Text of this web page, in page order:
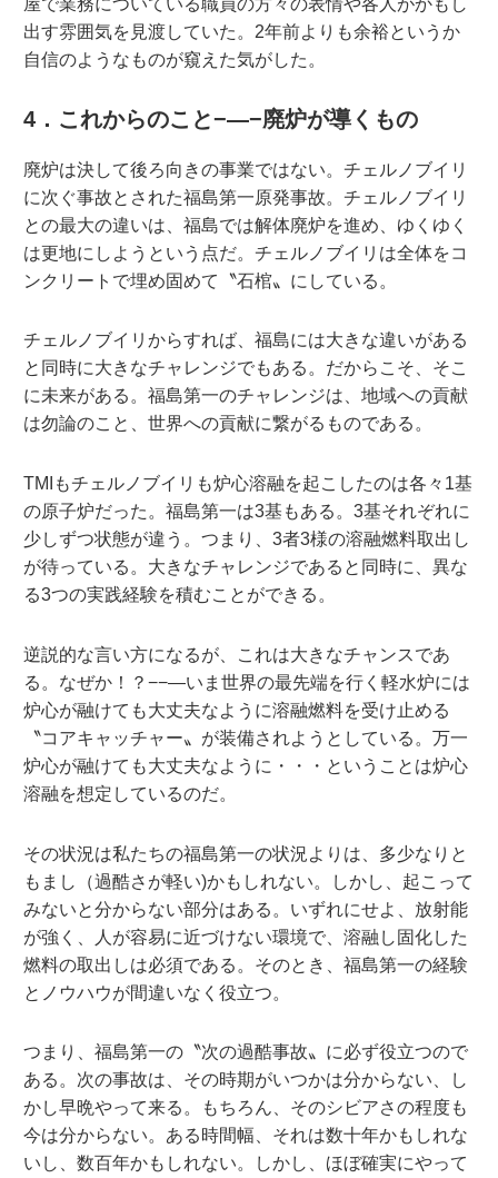
屋で業務についている職員の方々の表情や各人がかもし
出す雰囲気を見渡していた。2年前よりも余裕というか
自信のようなものが窺えた気がした。
4．これからのこと−—−廃炉が導くもの
廃炉は決して後ろ向きの事業ではない。チェルノブイリ
に次ぐ事故とされた福島第一原発事故。チェルノブイリ
との最大の違いは、福島では解体廃炉を進め、ゆくゆく
は更地にしようという点だ。チェルノブイリは全体をコ
ンクリートで埋め固めて〝石棺〟にしている。
チェルノブイリからすれば、福島には大きな違いがある
と同時に大きなチャレンジでもある。だからこそ、そこ
に未来がある。福島第一のチャレンジは、地域への貢献
は勿論のこと、世界への貢献に繋がるものである。
TMIもチェルノブイリも炉心溶融を起こしたのは各々1基
の原子炉だった。福島第一は3基もある。3基それぞれに
少しずつ状態が違う。つまり、3者3様の溶融燃料取出し
が待っている。大きなチャレンジであると同時に、異な
る3つの実践経験を積むことができる。
逆説的な言い方になるが、これは大きなチャンスであ
る。なぜか！？−−—いま世界の最先端を行く軽水炉には
炉心が融けても大丈夫なように溶融燃料を受け止める
〝コアキャッチャー〟が装備されようとしている。万一
炉心が融けても大丈夫なように・・・ということは炉心
溶融を想定しているのだ。
その状況は私たちの福島第一の状況よりは、多少なりと
もまし（過酷さが軽い)かもしれない。しかし、起こって
みないと分からない部分はある。いずれにせよ、放射能
が強く、人が容易に近づけない環境で、溶融し固化した
燃料の取出しは必須である。そのとき、福島第一の経験
とノウハウが間違いなく役立つ。
つまり、福島第一の〝次の過酷事故〟に必ず役立つので
ある。次の事故は、その時期がいつかは分からない、し
かし早晩やって来る。もちろん、そのシビアさの程度も
今は分からない。ある時間幅、それは数十年かもしれな
いし、数百年かもしれない。しかし、ほぼ確実にやって